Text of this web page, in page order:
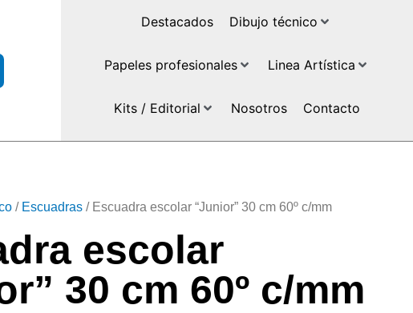
Destacados Dibujo técnico
Papeles profesionales Linea Artística
Kits / Editorial Nosotros Contacto
/ Escuadras / Escuadra escolar “Junior” 30 cm 60º c/mm
escolar
30 cm 60º c/mm